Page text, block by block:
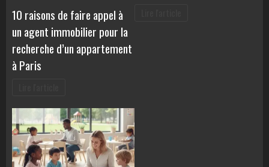
10 raisons de faire appel à
un agent immobilier pour la
recherche d’un appartement
à Paris